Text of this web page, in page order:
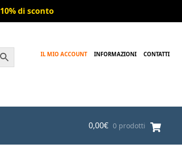
10% di sconto
IL MIO ACCOUNT INFORMAZIONI CONTATTI
0,00€ 0 prodotti